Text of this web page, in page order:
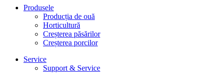
Produsele
Producția de ouă
Horticultură
Creșterea păsărilor
Creșterea porcilor
Service
Support & Service